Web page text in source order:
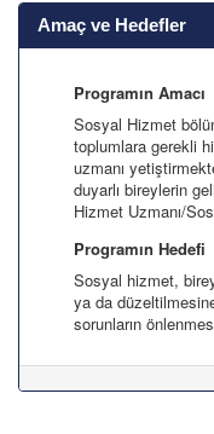
Amaç ve Hedefler
Programın Amacı
Sosyal Hizmet
toplumlara gerekli
uzmanı
duyarlı bireylerin
Hizmet Uzmanı/
Programın Hedefi
Sosyal hizmet,
ya da
sorunların